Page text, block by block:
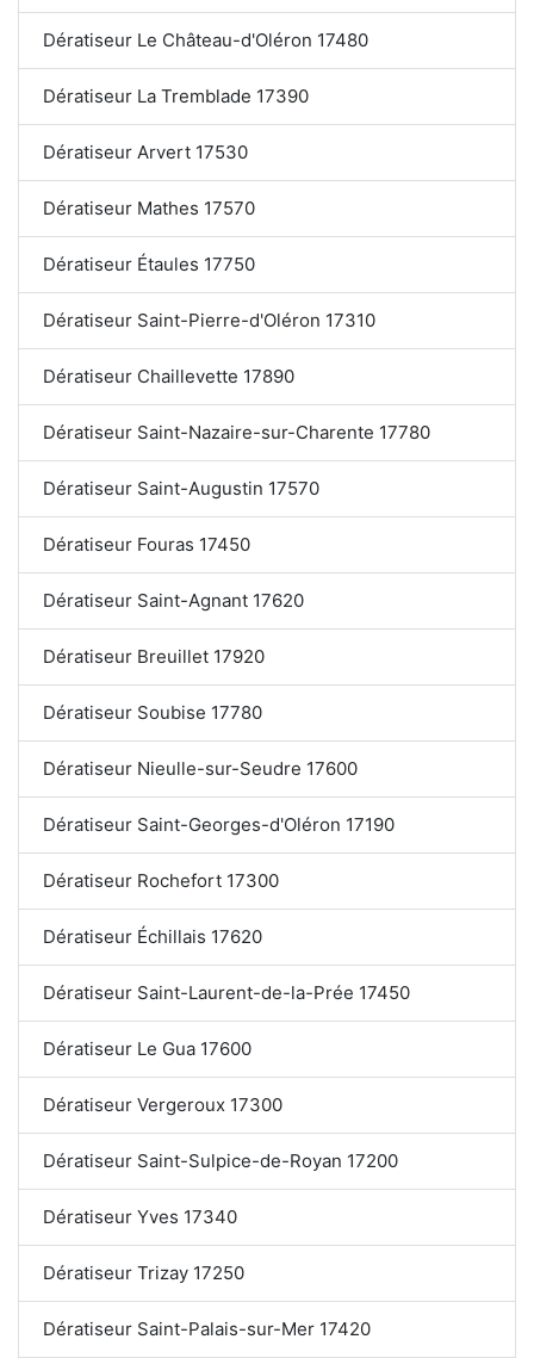
Dératiseur Le Château-d'Oléron 17480
Dératiseur La Tremblade 17390
Dératiseur Arvert 17530
Dératiseur Mathes 17570
Dératiseur Étaules 17750
Dératiseur Saint-Pierre-d'Oléron 17310
Dératiseur Chaillevette 17890
Dératiseur Saint-Nazaire-sur-Charente 17780
Dératiseur Saint-Augustin 17570
Dératiseur Fouras 17450
Dératiseur Saint-Agnant 17620
Dératiseur Breuillet 17920
Dératiseur Soubise 17780
Dératiseur Nieulle-sur-Seudre 17600
Dératiseur Saint-Georges-d'Oléron 17190
Dératiseur Rochefort 17300
Dératiseur Échillais 17620
Dératiseur Saint-Laurent-de-la-Prée 17450
Dératiseur Le Gua 17600
Dératiseur Vergeroux 17300
Dératiseur Saint-Sulpice-de-Royan 17200
Dératiseur Yves 17340
Dératiseur Trizay 17250
Dératiseur Saint-Palais-sur-Mer 17420